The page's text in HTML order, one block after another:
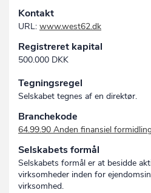
Kontakt
URL: www.west62.dk
Registreret kapital
500.000 DKK
Tegningsregel
Selskabet tegnes af en direktør.
Branchekode
64.99.90 Anden finansiel
Selskabets formål
Selskabets formål er at besidde
virksomheder inden for
virksomhed.